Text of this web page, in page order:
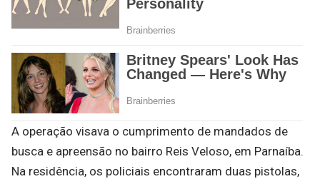
A operação visava o cumprimento de mandados de
busca e apreensão no bairro Reis Veloso, em Parnaíba.
Na residência, os policiais encontraram duas pistolas,